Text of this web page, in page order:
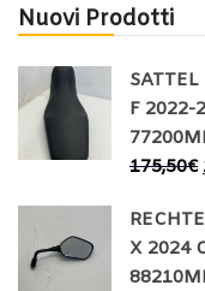
Nuovi Prodotti
F 2022-
175,50€
X 2024